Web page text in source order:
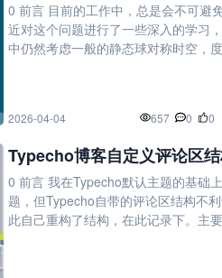
0 前言 目前的工作中，总是会不可避
近对这个问题进行了一些深入的学习
中仍然考虑一般的静态球对称时空，
2026-04-04 657 0 0
Typecho博客自定义评论区
0 前言 我在Typecho默认主题的基础
题，但Typecho自带的评论区结构不
此自己重构了结构，在此记录下。主